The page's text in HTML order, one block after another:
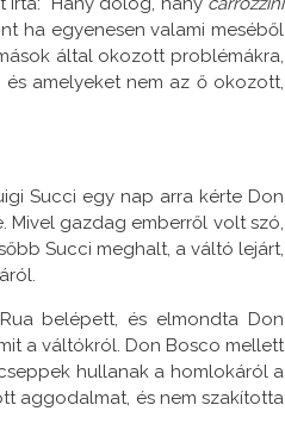
ha egyenesen valami meséből
által okozott problémákra,
amelyeket nem az ő okozott,
Succi egy nap arra kérte Don
Mivel gazdag emberről volt szó,
Succi meghalt, a váltó lejárt,
belépett, és elmondta Don
a váltókról. Don Bosco mellett
hullanak a homlokáról a
aggodalmat, és nem szakította